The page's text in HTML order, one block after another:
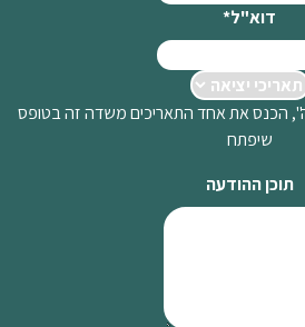
דוא"ל*
את אחד התאריכים משדה זה בטופס
שיפתח
תוכן ההודעה